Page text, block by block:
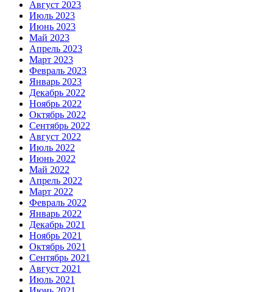
Август 2023
Июль 2023
Июнь 2023
Май 2023
Апрель 2023
Март 2023
Февраль 2023
Январь 2023
Декабрь 2022
Ноябрь 2022
Октябрь 2022
Сентябрь 2022
Август 2022
Июль 2022
Июнь 2022
Май 2022
Апрель 2022
Март 2022
Февраль 2022
Январь 2022
Декабрь 2021
Ноябрь 2021
Октябрь 2021
Сентябрь 2021
Август 2021
Июль 2021